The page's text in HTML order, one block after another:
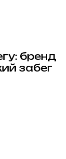
бренд
забег